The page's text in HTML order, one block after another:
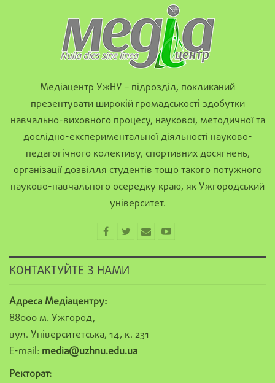
Медіацентр УжНУ – підрозділ, покликаний
презентувати широкій громадськості здобутки
навчально-виховного процесу, наукової, методичної та
дослідно-експериментальної діяльності науково-
педагогічного колективу, спортивних досягнень,
організації дозвілля студентів тощо такого потужного
науково-навчального осередку краю, як Ужгородський
університет.
КОНТАКТУЙТЕ З НАМИ
Адреса Медіацентру:
88000 м. Ужгород,
вул. Університетська, 14, к. 231
E-mail: media@uzhnu.edu.ua
Ректорат: